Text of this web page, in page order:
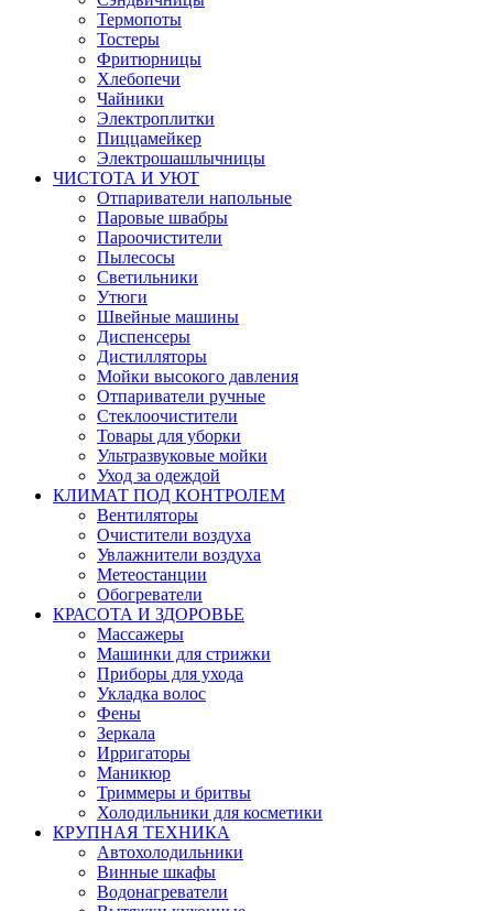
Термопоты
Тостеры
Фритюрницы
Хлебопечи
Чайники
Электроплитки
Пиццамейкер
Электрошашлычницы
ЧИСТОТА И УЮТ
Отпариватели напольные
Паровые швабры
Пароочистители
Пылесосы
Светильники
Утюги
Швейные машины
Диспенсеры
Дистилляторы
Мойки высокого давления
Отпариватели ручные
Стеклоочистители
Товары для уборки
Ультразвуковые мойки
Уход за одеждой
КЛИМАТ ПОД КОНТРОЛЕМ
Вентиляторы
Очистители воздуха
Увлажнители воздуха
Метеостанции
Обогреватели
КРАСОТА И ЗДОРОВЬЕ
Массажеры
Машинки для стрижки
Приборы для ухода
Укладка волос
Фены
Зеркала
Ирригаторы
Маникюр
Триммеры и бритвы
Холодильники для косметики
КРУПНАЯ ТЕХНИКА
Автохолодильники
Винные шкафы
Водонагреватели